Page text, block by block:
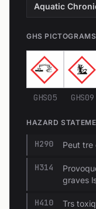
Aquatic
GHS PICTOGRAMS
GHS05 GHS09
HAZARD
H290 Peut tre
H314
graves
H410
Trs